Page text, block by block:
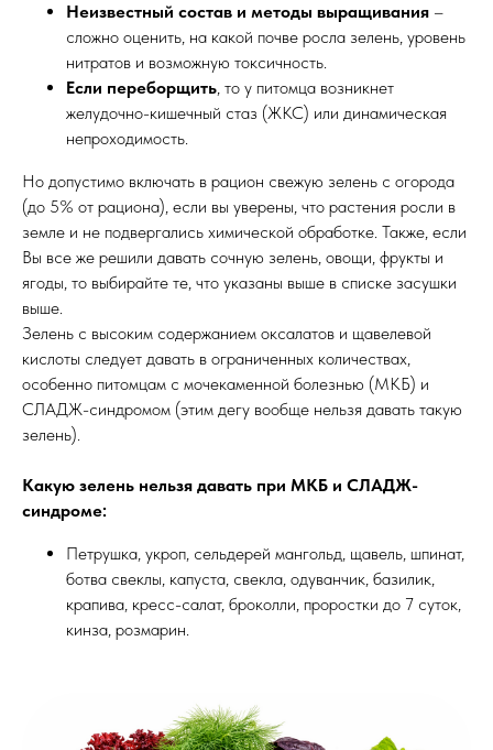
Неизвестный состав и методы выращивания –
сложно оценить, на какой почве росла зелень, уровень
нитратов и возможную токсичность.
Если переборщить, то у питомца возникнет
желудочно-кишечный стаз (ЖКС) или динамическая
непроходимость.
Но допустимо включать в рацион свежую зелень с огорода
(до 5% от рациона), если вы уверены, что растения росли в
земле и не подвергались химической обработке. Также, если
Вы все же решили давать сочную зелень, овощи, фрукты и
ягоды, то выбирайте те, что указаны выше в списке засушки
выше.
Зелень с высоким содержанием оксалатов и щавелевой
кислоты следует давать в ограниченных количествах,
особенно питомцам с мочекаменной болезнью (МКБ) и
СЛАДЖ-синдромом (этим дегу вообще нельзя давать такую
зелень).
Какую зелень нельзя давать при МКБ и СЛАДЖ-
синдроме:
Петрушка, укроп, сельдерей мангольд, щавель, шпинат,
ботва свеклы, капуста, свекла, одуванчик, базилик,
крапива, кресс-салат, броколли, проростки до 7 суток,
кинза, розмарин.